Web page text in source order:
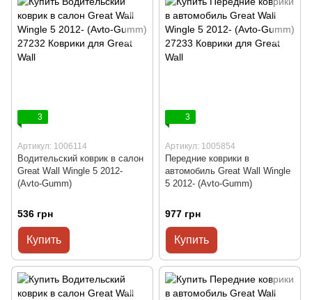
3
Артикул: 1006114
Водительский коврик в салон
Great Wall Wingle 5 2012-
(Avto-Gumm)
536 грн
Купить
3
Артикул: 1005854
Передние коврики в
автомобиль Great Wall Wingle
5 2012- (Avto-Gumm)
977 грн
Купить